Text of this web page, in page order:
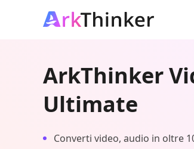
ArkThinker
Ultimate
Converti video, audio in oltre